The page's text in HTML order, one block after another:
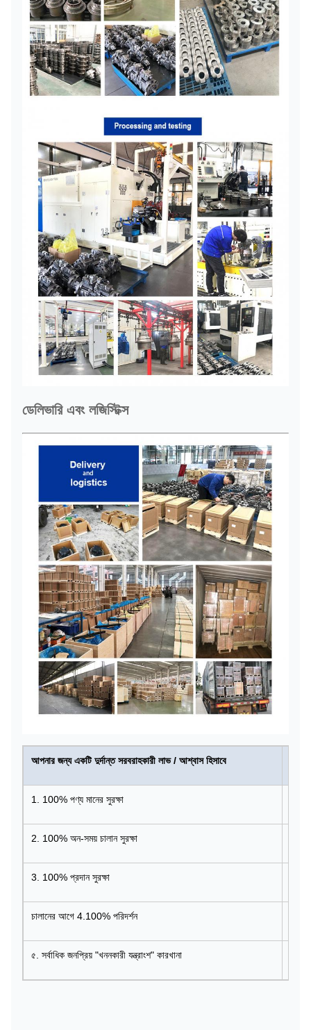
ডেলিভারি এবং লজিস্টিক্স
আপনার জন্য একটি দুর্দান্ত সরবরাহকারী লাভ / আশ্বাস হিসাবে
1. 100% পণ্য মানের সুরক্ষা
2. 100% অন-সময় চালান সুরক্ষা
3. 100% প্রদান সুরক্ষা
চালানের আগে 4.100% পরিদর্শন
৫. সর্বাধিক জনপ্রিয় "খননকারী যন্ত্রাংশ" কারখানা